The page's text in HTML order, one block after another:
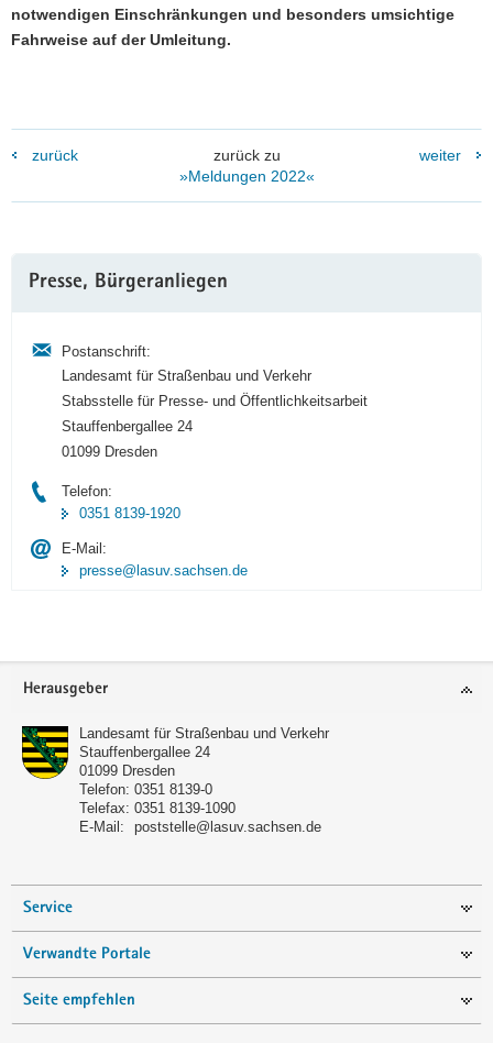
notwendigen Einschränkungen und besonders umsichtige
Fahrweise auf der Umleitung.
zurück
zurück zu
»Meldungen 2022«
weiter
Information
Presse, Bürgeranliegen
Postanschrift:
Landesamt für Straßenbau und Verkehr
Stabsstelle für Presse- und Öffentlichkeitsarbeit
Stauffenbergallee 24
01099 Dresden
Telefon:
0351 8139-1920
E-Mail:
presse@lasuv.sachsen.de
Footer-
Herausgeber
Landesamt für Straßenbau und Verkehr
Stauffenbergallee 24
01099 Dresden
Telefon: 0351 8139-0
Telefax: 0351 8139-1090
E-Mail:
poststelle@lasuv.sachsen.de
Service
Verwandte Portale
Seite empfehlen